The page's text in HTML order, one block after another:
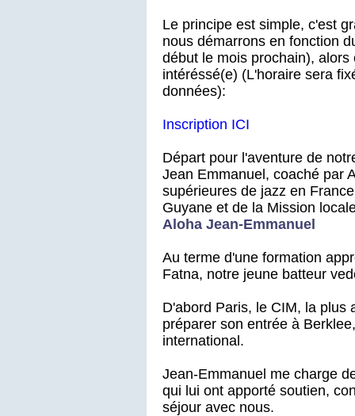
Le principe est simple, c'est
nous démarrons en fonction
début le mois prochain),
intéréssé(e) (L'horaire sera
données):
Inscription ICI
Départ pour l'aventure de
Jean Emmanuel, coaché par
supérieures de jazz en
Guyane et de la Mission
Aloha Jean-Emmanuel
Au terme d'une formation
Fatna, notre jeune batteur
D'abord Paris, le CIM, la plus
préparer son entrée à
international.
Jean-Emmanuel me charge
qui lui ont apporté soutien,
séjour avec nous.